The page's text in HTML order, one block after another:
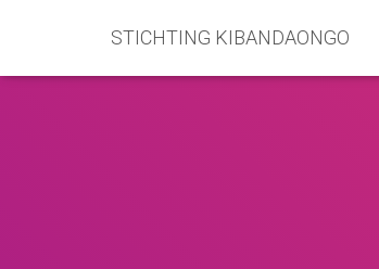
STICHTING KIBANDAONGO